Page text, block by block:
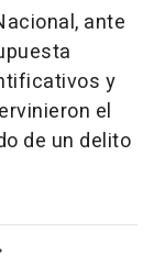
ante
y
el
de un delito